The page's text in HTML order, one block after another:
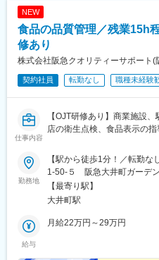
NEW
食品の品質管理／残業15h
修あり
株式会社阪急クオリティーサポート(
契約社員 転勤なし 職種未経験
仕事内容
【OJT研修あり】商業施設
店の衛生点検、食品表示の指
勤務地
【駅から徒歩1分！／転勤
1-50-５ 阪急大井町ガーデ
町駅」より徒歩約1分※受動喫
【最寄り駅】
大井町駅
給与
月給22万円～29万円